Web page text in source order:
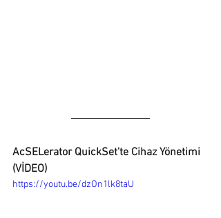
AcSELerator QuickSet'te Cihaz Yönetimi
(VİDEO)
https://youtu.be/dzOn1lk8taU